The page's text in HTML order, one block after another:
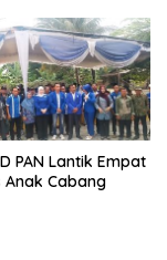
PAN Lantik Empat
Anak Cabang